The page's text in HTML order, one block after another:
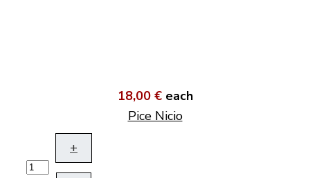
18,00 € each
Pice Nicio
+